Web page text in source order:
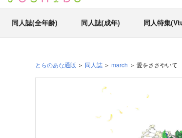
同人誌(全年齢) 同人誌(成年) 同人特集
とらのあな通販 同人誌 march 愛をささやいて